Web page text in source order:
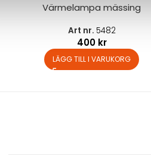
Värmelampa mässing
Art nr. 5482
400 kr
LÄGG TILL I VARUKORG